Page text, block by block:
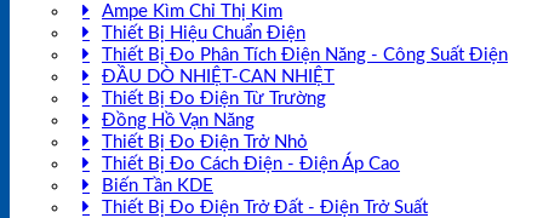
Ampe Kìm Chỉ Thị Kim
Thiết Bị Hiệu Chuẩn Điện
Thiết Bị Đo Phân Tích Điện Năng - Công Suất Điện
ĐẦU DÒ NHIỆT-CAN NHIỆT
Thiết Bị Đo Điện Từ Trường
Đồng Hồ Vạn Năng
Thiết Bị Đo Điện Trở Nhỏ
Thiết Bị Đo Cách Điện - Điện Áp Cao
Biến Tần KDE
Thiết Bị Đo Điện Trở Đất - Điện Trở Suất